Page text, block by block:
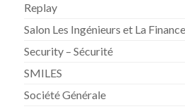
Replay
Salon Les Ingénieurs et La Finance
Security – Sécurité
SMILES
Société Générale